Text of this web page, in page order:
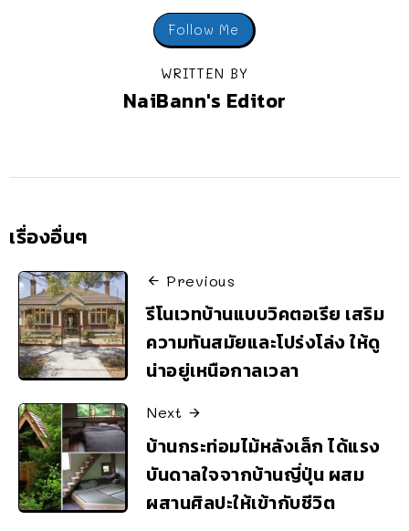
Follow Me
WRITTEN BY
NaiBann's Editor
เรื่องอื่นๆ
Previous
รีโนเวทบ้านแบบวิคตอเรีย เสริม
ความทันสมัยและโปร่งโล่ง ให้ดู
น่าอยู่เหนือกาลเวลา
Next
บ้านกระท่อมไม้หลังเล็ก ได้แรง
บันดาลใจจากบ้านญี่ปุ่น ผสม
ผสานศิลปะให้เข้ากับชีวิต